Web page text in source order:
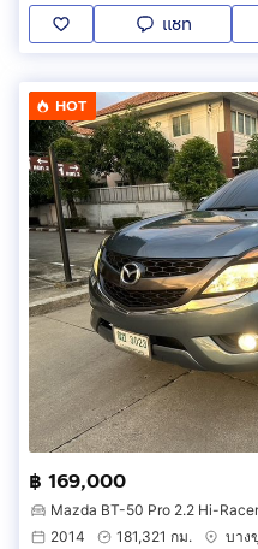
แชท
HOT
฿ 169,000
Mazda BT-50 Pro 2.2 Hi-Racer
2014
181,321 กม.
บาง